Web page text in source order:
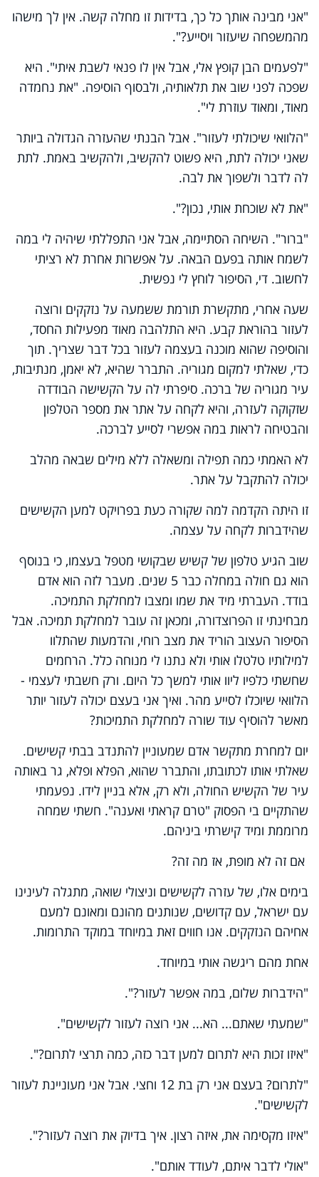
"אני מבינה אותך כל כך, בדידות זו מחלה קשה. אין לך מישהו
מהמשפחה שיעזור ויסייע?".
"לפעמים הבן קופץ אלי, אבל אין לו פנאי לשבת איתי". היא
שפכה לפני שוב את תלאותיה, ולבסוף הוסיפה. "את נחמדה
מאוד, ומאוד עוזרת לי".
"הלוואי שיכולתי לעזור". אבל הבנתי שהעזרה הגדולה ביותר
שאני יכולה לתת, היא פשוט להקשיב, ולהקשיב באמת. לתת
לה לדבר ולשפוך את לבה.
"את לא שוכחת אותי, נכון?".
"ברור". השיחה הסתיימה, אבל אני התפללתי שיהיה לי במה
לשמח אותה בפעם הבאה. על אפשרות אחרת לא רציתי
לחשוב. די, הסיפור לוחץ לי נפשית.
שעה אחרי, מתקשרת תורמת ששמעה על נזקקים ורוצה
לעזור בהוראת קבע. היא התלהבה מאוד מפעילות החסד,
והוסיפה שהוא מוכנה בעצמה לעזור בכל דבר שצריך. תוך
כדי, שאלתי למקום מגוריה. התברר שהיא, לא יאמן, מנתיבות,
עיר מגוריה של ברכה. סיפרתי לה על הקשישה הבודדה
שזקוקה לעזרה, והיא לקחה על אתר את מספר הטלפון
והבטיחה לראות במה אפשרי לסייע לברכה.
לא האמתי כמה תפילה ומשאלה ללא מילים שבאה מהלב
יכולה להתקבל על אתר.
זו היתה הקדמה למה שקורה כעת בפרויקט למען הקשישים
שהידברות לקחה על עצמה.
שוב הגיע טלפון של קשיש שבקושי מטפל בעצמו, כי בנוסף
הוא גם חולה במחלה כבר 5 שנים. מעבר לזה הוא אדם
בודד. העברתי מיד את שמו ומצבו למחלקת התמיכה.
מבחינתי זו הפרוצדורה, ומכאן זה עובר למחלקת תמיכה. אבל
הסיפור העצוב הוריד את מצב רוחי, והדמעות שהתלוו
למילותיו טלטלו אותי ולא נתנו לי מנוחה כלל. הרחמים
שחשתי כלפיו ליוו אותי למשך כל היום. ורק חשבתי לעצמי -
הלוואי שיוכלו לסייע מהר. ואיך אני בעצם יכולה לעזור יותר
מאשר להוסיף עוד שורה למחלקת התמיכות?
יום למחרת מתקשר אדם שמעוניין להתנדב בבתי קשישים.
שאלתי אותו לכתובתו, והתברר שהוא, הפלא ופלא, גר באותה
עיר של הקשיש החולה, ולא רק, אלא בניין לידו. נפעמתי
שהתקיים בי הפסוק "טרם קראתי ואענה". חשתי שמחה
מרוממת ומיד קישרתי ביניהם.
אם זה לא מופת, אז מה זה?
בימים אלו, של עזרה לקשישים וניצולי שואה, מתגלה לעינינו
עם ישראל, עם קדושים, שנותנים מהונם ומאונם למעם
אחיהם הנזקקים. אנו חווים זאת במיוחד במוקד התרומות.
אחת מהם ריגשה אותי במיוחד.
"הידברות שלום, במה אפשר לעזור?".
"שמעתי שאתם... הא... אני רוצה לעזור לקשישים".
"איזו זכות היא לתרום למען דבר כזה, כמה תרצי לתרום?".
"לתרום? בעצם אני רק בת 12 וחצי. אבל אני מעוניינת לעזור
לקשישים".
"איזו מקסימה את, איזה רצון. איך בדיוק את רוצה לעזור?".
"אולי לדבר איתם, לעודד אותם".